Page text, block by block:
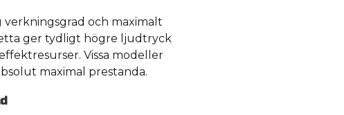
verkningsgrad och maximalt
ger tydligt högre ljudtryck
Vissa modeller
maximal prestanda.